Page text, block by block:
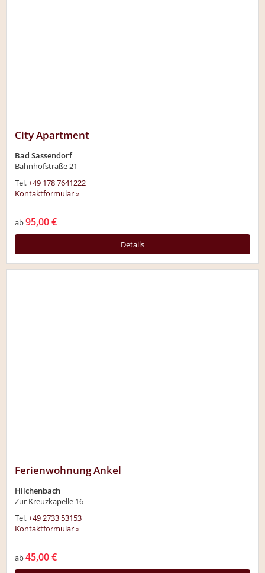
City Apartment
Bad Sassendorf
Bahnhofstraße 21
Tel.+49 178 7641222
Kontaktformular »
ab95,00 €
Details
Ferienwohnung Ankel
Hilchenbach
Zur Kreuzkapelle 16
Tel.+49 2733 53153
Kontaktformular »
ab45,00 €